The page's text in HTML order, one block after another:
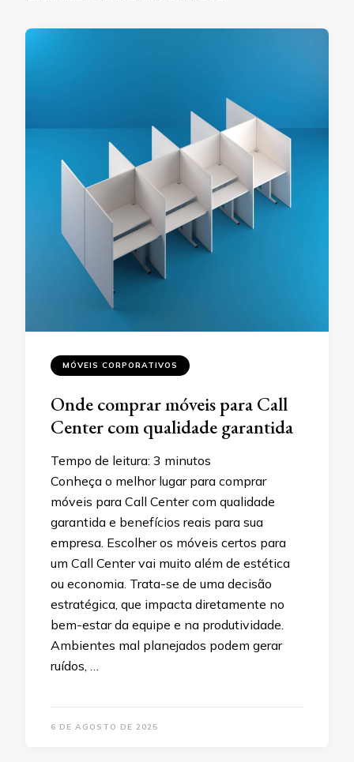
MÓVEIS CORPORATIVOS
Onde comprar móveis para Call
Center com qualidade garantida
Tempo de leitura: 3 minutos
Conheça o melhor lugar para comprar
móveis para Call Center com qualidade
garantida e benefícios reais para sua
empresa. Escolher os móveis certos para
um Call Center vai muito além de estética
ou economia. Trata-se de uma decisão
estratégica, que impacta diretamente no
bem-estar da equipe e na produtividade.
Ambientes mal planejados podem gerar
ruídos, …
6 DE AGOSTO DE 2025